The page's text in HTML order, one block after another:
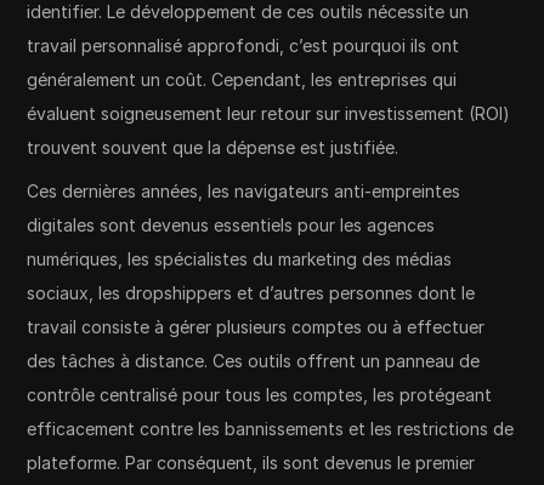
identifier. Le développement de ces outils nécessite un
travail personnalisé approfondi, c’est pourquoi ils ont
généralement un coût. Cependant, les entreprises qui
évaluent soigneusement leur retour sur investissement (ROI)
trouvent souvent que la dépense est justifiée.
Ces dernières années, les navigateurs anti-empreintes
digitales sont devenus essentiels pour les agences
numériques, les spécialistes du marketing des médias
sociaux, les dropshippers et d’autres personnes dont le
travail consiste à gérer plusieurs comptes ou à effectuer
des tâches à distance. Ces outils offrent un panneau de
contrôle centralisé pour tous les comptes, les protégeant
efficacement contre les bannissements et les restrictions de
plateforme. Par conséquent, ils sont devenus le premier